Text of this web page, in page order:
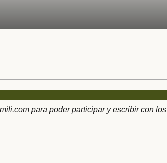
para poder participar y escribir con los